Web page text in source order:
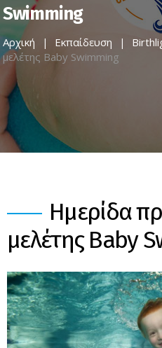
Swimming
Αρχική Εκπαίδευση
μελέτης Baby Swimming
Ημερίδα
μελέτης Baby